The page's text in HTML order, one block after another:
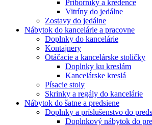
Príborníky a kredence
Vitríny do jedálne
Zostavy do jedálne
Nábytok do kancelárie a pracovne
Doplnky do kancelárie
Kontajnery
Otáčacie a kancelárske stoličky
Doplnky ku kreslám
Kancelárske kreslá
Písacie stoly
Skrinky a regály do kancelárie
Nábytok do šatne a predsiene
Doplnky a príslušenstvo do
Doplnkový nábytok do